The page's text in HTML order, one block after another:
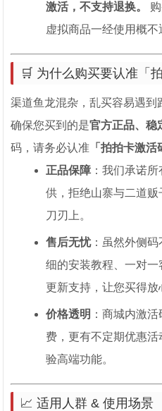
激活，不支持退换。
虚拟商品一经使用概不
🛒 为什么购买要认准「
渠道鱼龙混杂，乱买容易遇到
确保您买到的是官方正品、稳
码，请务必认准 「拍拍卡激活
正品保障 ：我们承诺
供，拒绝山寨与二道
刀刃上。
售后无忧：虽然外侧
细的安装教程、一对
更新支持，让您买得放
价格透明 ：商城内激
费，更有不定期优惠
验高端功能。
📈 适用人群 & 使用场景